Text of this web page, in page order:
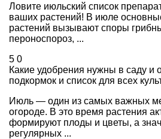
Ловите июльский список
ваших растений! В июле
растений вызывают споры
пероноспороз, ...
5 0
Какие удобрения нужны в саду и
подкормок и список для всех
Июль — один из самых важных
огороде. В это время растения
формируют плоды и цветы, а
регулярных ...